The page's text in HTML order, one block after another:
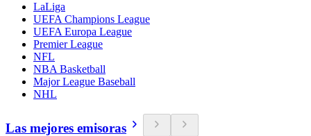
LaLiga
UEFA Champions League
UEFA Europa League
Premier League
NFL
NBA Basketball
Major League Baseball
NHL
Las mejores emisoras